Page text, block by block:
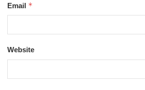
Email *
Website